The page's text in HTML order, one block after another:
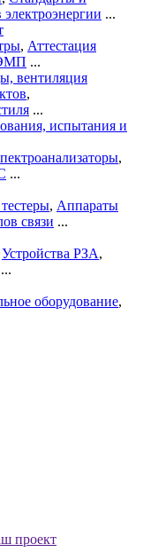
...
, Аттестация
...
вентиляция
,
...
испытания и
,
...
, Аппараты
связи ...
Устройства РЗА,
...
оборудование,
проект